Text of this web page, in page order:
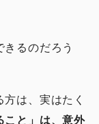
きるのだろう
は、実はたく
こと」は、意外